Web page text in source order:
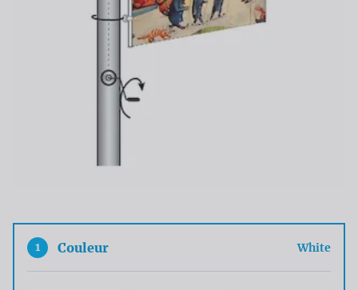
1 Couleur White